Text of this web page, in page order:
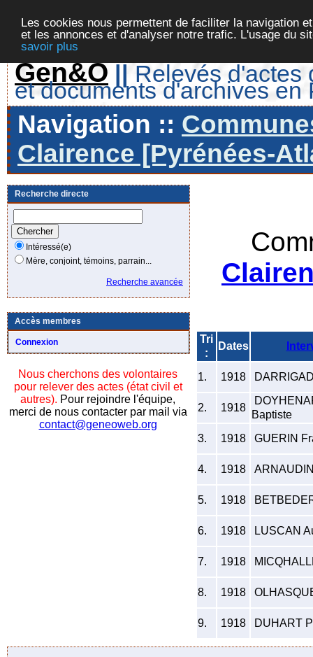
Les cookies nous permettent de faciliter la navigation
et les annonces et d'analyser notre trafic. L'usage du
savoir plus
Gen&O || Relevés d'actes
et documents d'archives en
Navigation ::
Clairence [Pyrénées-
Recherche directe
Intéressé(e)
Mère, conjoint, témoins, parrain...
Recherche avancée
Accès membres
Connexion
Nous cherchons des volontaires
pour relever des actes (état civil et
autres). Pour rejoindre l'équipe,
merci de nous contacter par mail via
contact@geneoweb.org
Tri
:
Dates
1. 1918
2. 1918
Baptiste
3.
1918 GUERIN
4. 1918
5. 1918
6. 1918 LUSCAN
7. 1918
8. 1918
9. 1918 DUHART